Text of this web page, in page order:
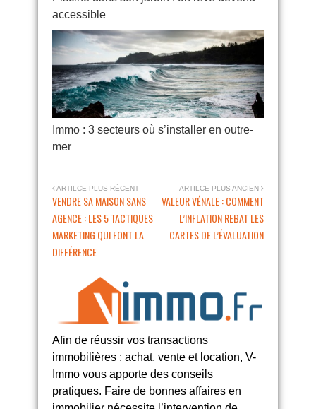
accessible
Immo : 3 secteurs où s’installer en outre-
mer
ARTILCE PLUS RÉCENT
VENDRE SA MAISON SANS
AGENCE : LES 5 TACTIQUES
MARKETING QUI FONT LA
DIFFÉRENCE
ARTILCE PLUS ANCIEN
VALEUR VÉNALE : COMMENT
L’INFLATION REBAT LES
CARTES DE L’ÉVALUATION
Afin de réussir vos transactions
immobilières : achat, vente et location, V-
Immo vous apporte des conseils
pratiques. Faire de bonnes affaires en